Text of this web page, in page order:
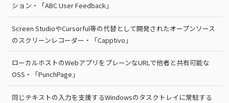
ション・「ABC User Feedback」
Screen StudioやCursorful等の代替として開発されたオープンソース
のスクリーンレコーダー・「Capptivo」
ローカルホストのWebアプリをプレーンなURLで他者と共有可能な
OSS・「PunchPage」
同じテキストの入力を支援するWindowsのタスクトレイに常駐する